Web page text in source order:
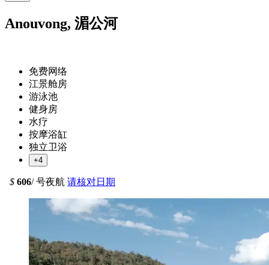
Anouvong, 湄公河
免费网络
江景舱房
游泳池
健身房
水疗
按摩浴缸
独立卫浴
+4
$ 606/ 号夜航 请核对日期